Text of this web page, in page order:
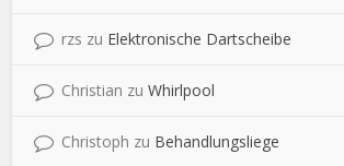
rzs zu Elektronische Dartscheibe
Christian zuWhirlpool
Christoph zu Behandlungsliege